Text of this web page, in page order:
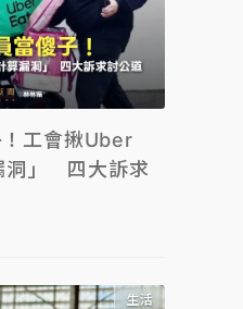
工會揪Uber
洞」 四大訴求
生活